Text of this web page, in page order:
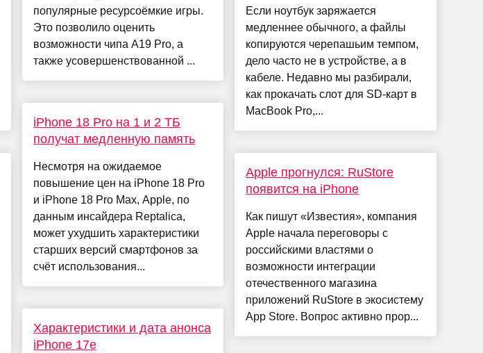
популярные ресурсоёмкие игры.
Это позволило оценить
возможности чипа A19 Pro, а
также усовершенствованной ...
iPhone 18 Pro на 1 и 2 ТБ
получат медленную память
Несмотря на ожидаемое
повышение цен на iPhone 18 Pro
и iPhone 18 Pro Max, Apple, по
данным инсайдера Reptalica,
может ухудшить характеристики
старших версий смартфонов за
счёт использования...
Характеристики и дата анонса
iPhone 17e
Если ноутбук заряжается
медленнее обычного, а файлы
копируются черепашьим темпом,
дело часто не в устройстве, а в
кабеле. Недавно мы разбирали,
как прокачать слот для SD-карт в
MacBook Pro,...
Apple прогнулся: RuStore
появится на iPhone
Как пишут «Известия», компания
Apple начала переговоры с
российскими властями о
возможности интеграции
отечественного магазина
приложений RuStore в экосистему
App Store. Вопрос активно прор...